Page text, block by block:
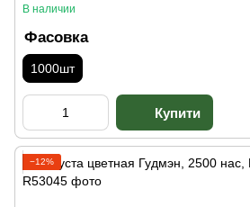
В наличии
Фасовка
1000шт
−12%